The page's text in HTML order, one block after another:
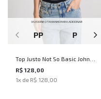
SELECIONE O TAMANHO PARA ADICIONAR
PP P
Top Justo Not So Basic John
John Feminino
R$ 128,00
1x de R$ 128,00